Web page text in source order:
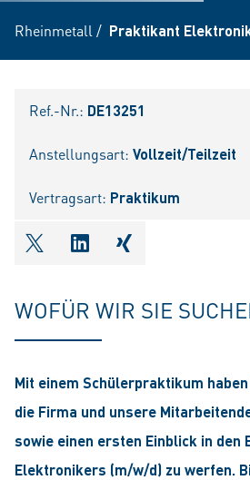
Rheinmetall / Praktikant
Ref.-Nr.: DE13251
Anstellungsart: Vollzeit/Teilzeit
Vertragsart: Praktikum
shareOntwitter
shareOnlinkedIn
shareOnxing
WOFÜR WIR SIE
Mit einem Schülerpraktikum
die Firma und unsere
sowie einen ersten Einblick in den
Elektronikers (m/w/d) zu werfen.